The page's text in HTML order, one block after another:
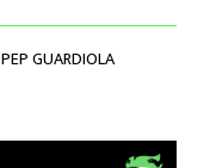
PEP GUARDIOLA